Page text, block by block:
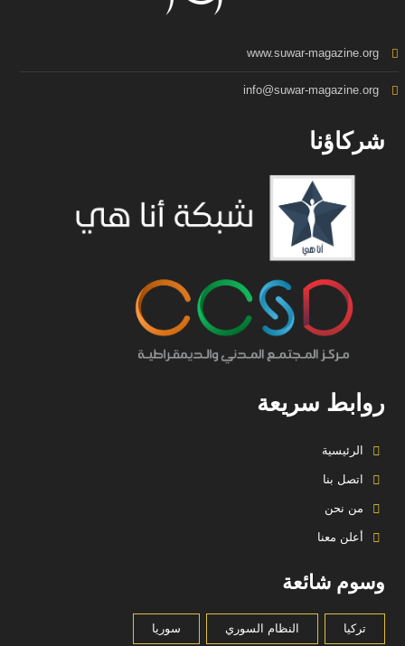
www.suwar-magazine.org
info@suwar-magazine.org
شركاؤنا
روابط سريعة
الرئيسية
اتصل بنا
من نحن
أعلن معنا
وسوم شائعة
تركيا النظام السوري سوريا